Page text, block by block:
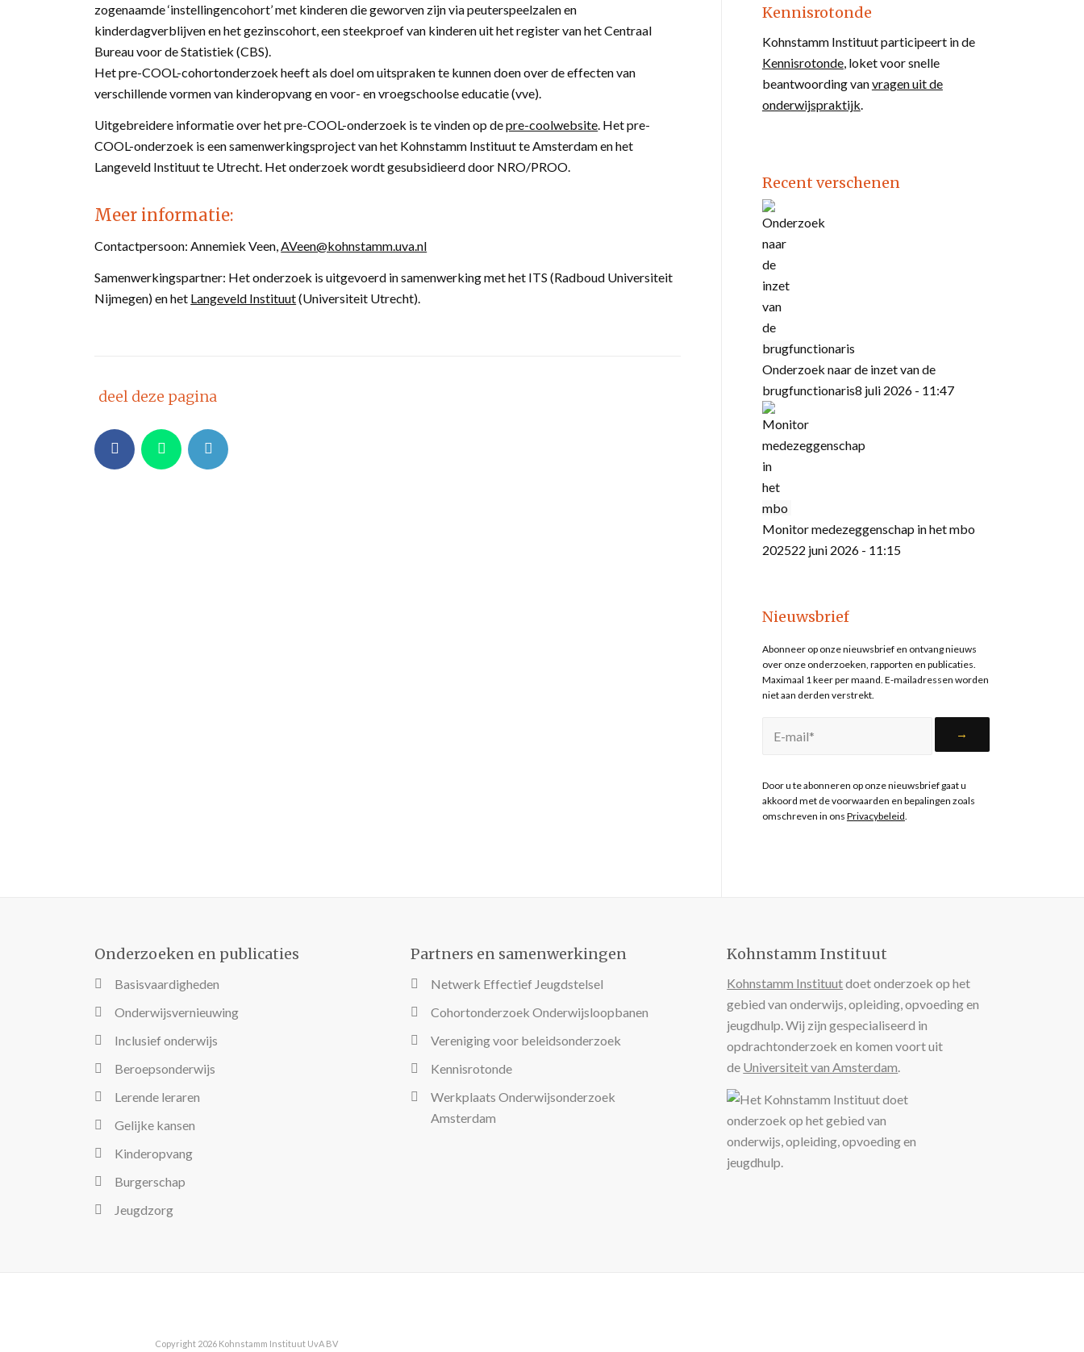
zogenaamde ‘instellingencohort’ met kinderen die geworven zijn via peuterspeelzalen en
kinderdagverblijven en het gezinscohort, een steekproef van kinderen uit het register van het Centraal
Bureau voor de Statistiek (CBS).
Het pre-COOL-cohortonderzoek heeft als doel om uitspraken te kunnen doen over de effecten van
verschillende vormen van kinderopvang en voor- en vroegschoolse educatie (vve).
Uitgebreidere informatie over het pre-COOL-onderzoek is te vinden op depre-coolwebsite. Het pre-
COOL-onderzoek is een samenwerkingsproject van het Kohnstamm Instituut te Amsterdam en het
Langeveld Instituut te Utrecht. Het onderzoek wordt gesubsidieerd door NRO/PROO.
Meer informatie:
Contactpersoon: Annemiek Veen, AVeen@kohnstamm.uva.nl
Samenwerkingspartner: Het onderzoek is uitgevoerd in samenwerking met het ITS (Radboud Universiteit
Nijmegen) en het Langeveld Instituut(Universiteit Utrecht).
deel deze pagina
Kennisrotonde
Kohnstamm Instituut participeert in de
Kennisrotonde, loket voor snelle
beantwoording vanvragen uit de
onderwijspraktijk.
Recent verschenen
Onderzoek naar de inzet van de
brugfunctionaris8 juli 2026 - 11:47
Monitor medezeggenschap in het mbo
202522 juni 2026 - 11:15
Nieuwsbrief
Abonneer op onze nieuwsbrief en ontvang nieuws
over onze onderzoeken, rapporten en publicaties.
Maximaal 1 keer per maand. E-mailadressen worden
niet aan derden verstrekt.
Door u te abonneren op onze nieuwsbrief gaat u
akkoord met de voorwaarden en bepalingen zoals
omschreven in ons Privacybeleid.
Onderzoeken en publicaties
Basisvaardigheden
Onderwijsvernieuwing
Inclusief onderwijs
Beroepsonderwijs
Lerende leraren
Gelijke kansen
Kinderopvang
Burgerschap
Jeugdzorg
Partners en samenwerkingen
Netwerk Effectief Jeugdstelsel
Cohortonderzoek Onderwijsloopbanen
Vereniging voor beleidsonderzoek
Kennisrotonde
Werkplaats Onderwijsonderzoek
Amsterdam
Kohnstamm Instituut
Kohnstamm Instituutdoet onderzoek op het
gebied van onderwijs, opleiding, opvoeding en
jeugdhulp. Wij zijn gespecialiseerd in
opdrachtonderzoek en komen voort uit
de Universiteit van Amsterdam.
Copyright 2026 Kohnstamm Instituut UvA BV